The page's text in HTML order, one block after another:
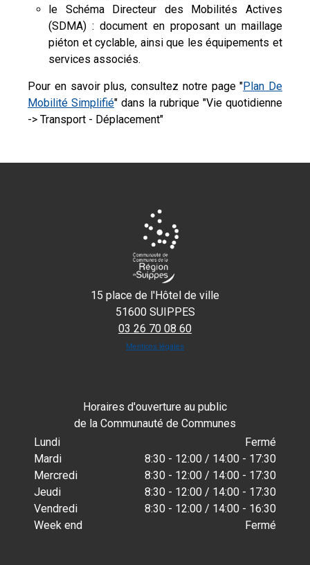
le Schéma Directeur des Mobilités Actives
(SDMA) : document en proposant un maillage
piéton et cyclable, ainsi que les équipements et
services associés.
Pour en savoir plus, consultez notre page "Plan De
Mobilité Simplifié" dans la rubrique "Vie quotidienne
-> Transport - Déplacement"
15 place de l'Hôtel de ville
51600 SUIPPES
03 26 70 08 60
Mentions légales
Horaires d'ouverture au public
de la Communauté de Communes
Lundi
Fermé
Mardi
8:30 - 12:00 / 14:00 - 17:30
Mercredi
8:30 - 12:00 / 14:00 - 17:30
Jeudi
8:30 - 12:00 / 14:00 - 17:30
Vendredi
8:30 - 12:00 / 14:00 - 16:30
Week end
Fermé